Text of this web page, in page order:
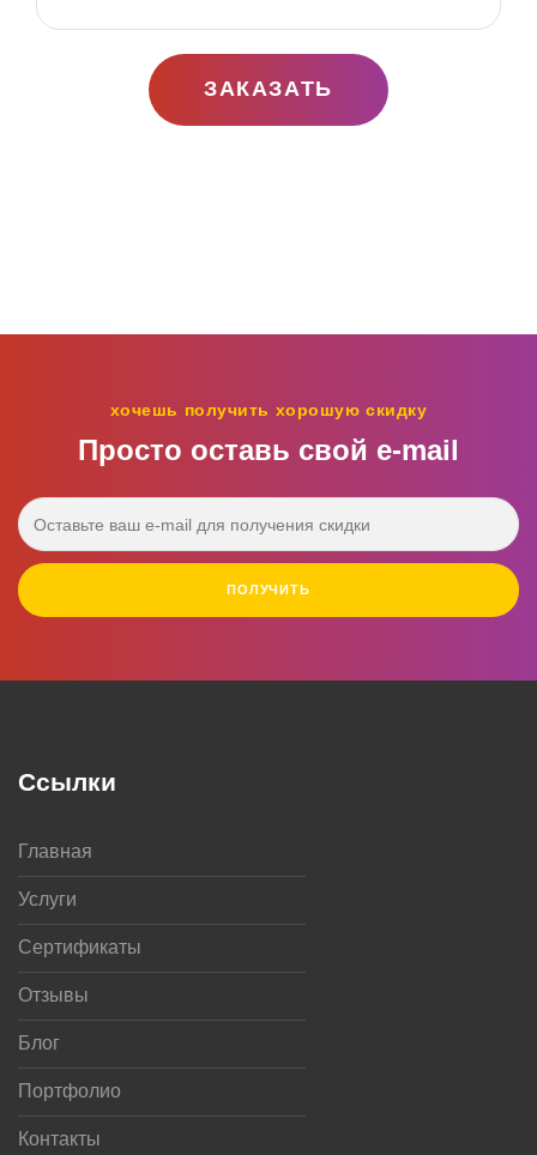
сделает за вас ваш персональный помощник –
свадебный организатор, сэкономив ваши средства на
поиске подрядчиков. Воспользовавшись данной
услугой вы можете не переживать о том, что ваши
ЗАКАЗАТЬ
хочешь получить хорошую скидку
Просто оставь свой e‑mail
ПОЛУЧИТЬ
Ссылки
Главная
Услуги
Сертификаты
Отзывы
Блог
Портфолио
Контакты